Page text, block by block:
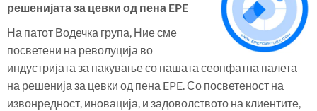
решенијата за цевки од пена EPE
На патот Водечка група, Ние сме
посветени на револуција во
индустријата за пакување со нашата сеопфатна палета
на решенија за цевки од пена EPE. Со посветеност на
извонредност, иновација, и задоволството на клиентите,